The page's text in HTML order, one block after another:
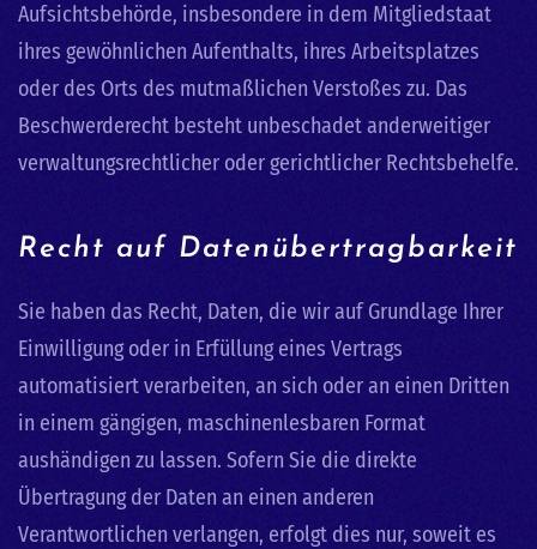
Aufsichtsbehörde, insbesondere in dem Mitgliedstaat
ihres gewöhnlichen Aufenthalts, ihres Arbeitsplatzes
oder des Orts des mutmaßlichen Verstoßes zu. Das
Beschwerderecht besteht unbeschadet anderweitiger
verwaltungsrechtlicher oder gerichtlicher Rechtsbehelfe.
Recht auf Daten­übertrag­barkeit
Sie haben das Recht, Daten, die wir auf Grundlage Ihrer
Einwilligung oder in Erfüllung eines Vertrags
automatisiert verarbeiten, an sich oder an einen Dritten
in einem gängigen, maschinenlesbaren Format
aushändigen zu lassen. Sofern Sie die direkte
Übertragung der Daten an einen anderen
Verantwortlichen verlangen, erfolgt dies nur, soweit es